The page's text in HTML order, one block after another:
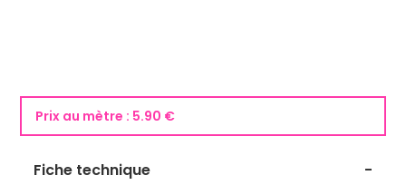
Prix au mètre : 5.90 €
Fiche technique -